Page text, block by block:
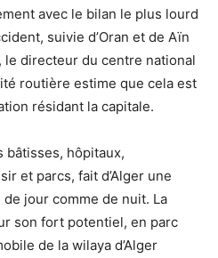
avec le bilan le plus lourd
suivie d’Oran et de Aïn
le directeur du centre national
routière estime que cela est
résidant la capitale.
bâtisses, hôpitaux,
et parcs, fait d’Alger une
jour comme de nuit. La
son fort potentiel, en parc
de la wilaya d’Alger